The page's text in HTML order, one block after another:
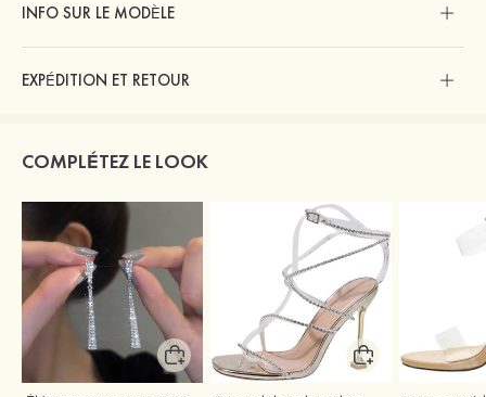
INFO SUR LE MODÈLE
EXPÉDITION ET RETOUR
COMPLÉTEZ LE LOOK